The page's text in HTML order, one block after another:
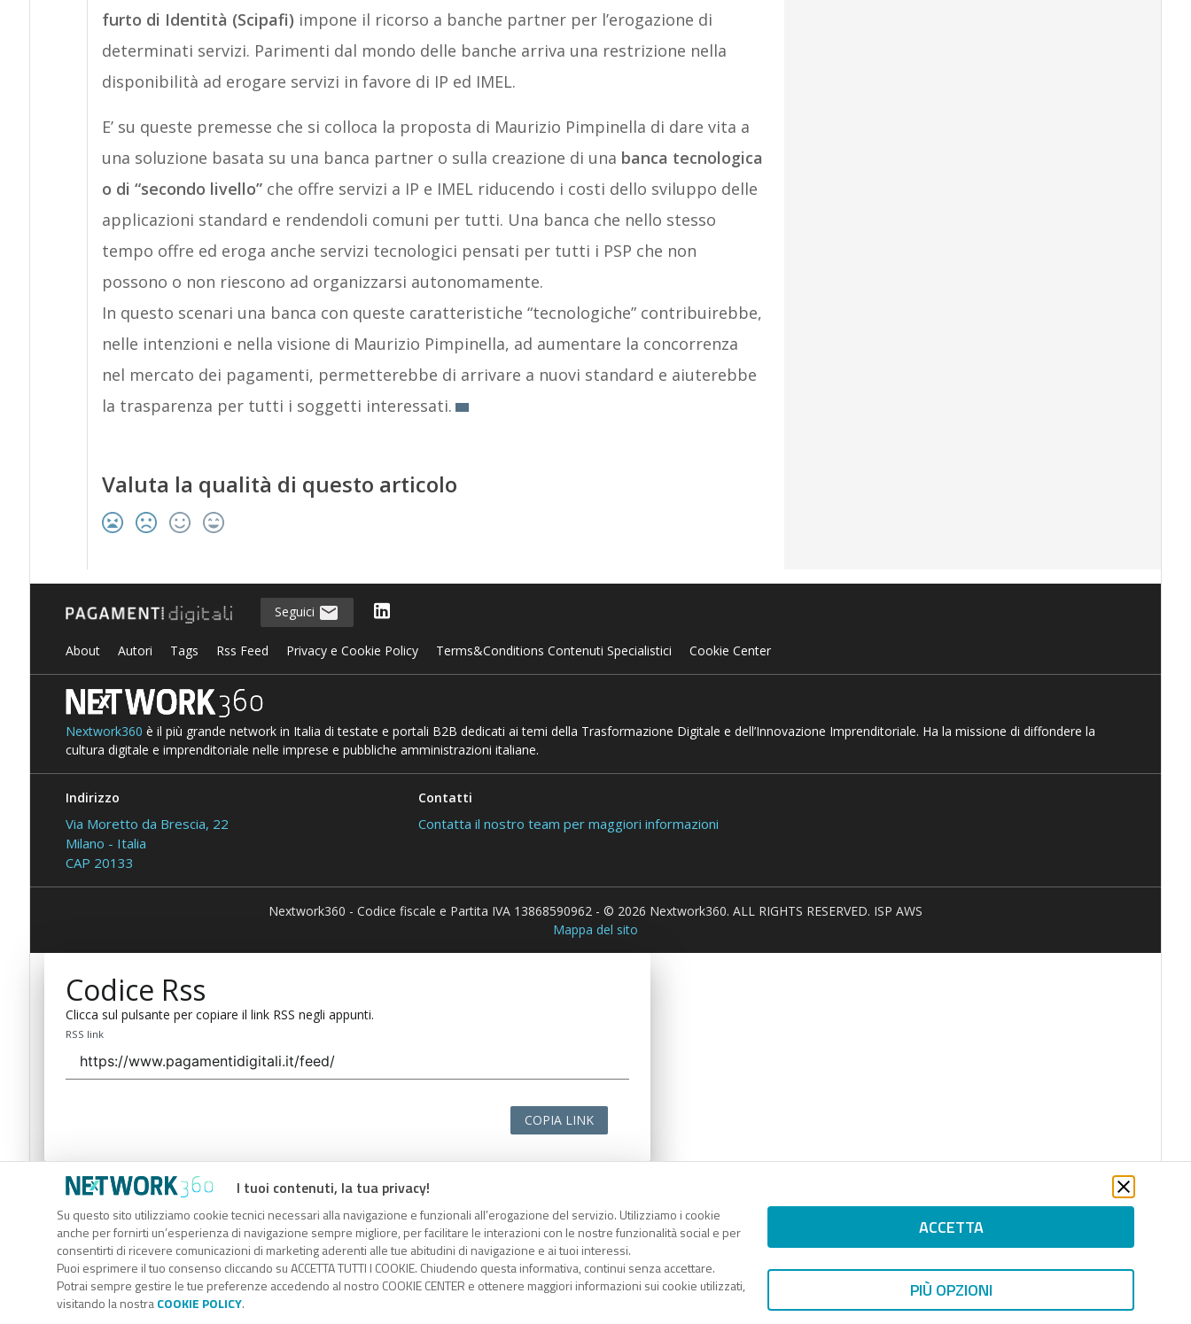
furto di Identità (Scipafi) impone il ricorso a banche partner per l’erogazione di
determinati servizi. Parimenti dal mondo delle banche arriva una restrizione nella
disponibilità ad erogare servizi in favore di IP ed IMEL.
E’ su queste premesse che si colloca la proposta di Maurizio Pimpinella di dare vita a
una soluzione basata su una banca partner o sulla creazione di una banca tecnologica
o di “secondo livello” che offre servizi a IP e IMEL riducendo i costi dello sviluppo delle
applicazioni standard e rendendoli comuni per tutti. Una banca che nello stesso
tempo offre ed eroga anche servizi tecnologici pensati per tutti i PSP che non
possono o non riescono ad organizzarsi autonomamente.
In questo scenari una banca con queste caratteristiche “tecnologiche” contribuirebbe,
nelle intenzioni e nella visione di Maurizio Pimpinella, ad aumentare la concorrenza
nel mercato dei pagamenti, permetterebbe di arrivare a nuovi standard e aiuterebbe
la trasparenza per tutti i soggetti interessati.
Valuta la qualità di questo articolo
I tuoi contenuti, la tua privacy!
Su questo sito utilizziamo cookie tecnici necessari alla navigazione e funzionali all’erogazione del servizio. Utilizziamo i cookie
anche per fornirti un’esperienza di navigazione sempre migliore, per facilitare le interazioni con le nostre funzionalità social e per
consentirti di ricevere comunicazioni di marketing aderenti alle tue abitudini di navigazione e ai tuoi interessi.
Puoi esprimere il tuo consenso cliccando su ACCETTA TUTTI I COOKIE. Chiudendo questa informativa, continui senza accettare.
Potrai sempre gestire le tue preferenze accedendo al nostro COOKIE CENTER e ottenere maggiori informazioni sui cookie utilizzati,
visitando la nostraCOOKIE POLICY.
ACCETTA
PIÙ OPZIONI
Seguici
About Autori Tags Rss Feed Privacy e Cookie Policy Terms&Conditions Contenuti Specialistici Cookie Center
Nextwork360 è il più grande network in Italia di testate e portali B2B dedicati ai temi della Trasformazione Digitale e dell’Innovazione Imprenditoriale. Ha la missione di diffondere la
cultura digitale e imprenditoriale nelle imprese e pubbliche amministrazioni italiane.
Indirizzo
Via Moretto da Brescia, 22
Milano - Italia
CAP 20133
Contatti
Contatta il nostro team per maggiori informazioni
Nextwork360 - Codice fiscale e Partita IVA 13868590962 - © 2026 Nextwork360. ALL RIGHTS RESERVED. ISP AWS
Mappa del sito
Codice Rss
Clicca sul pulsante per copiare il link RSS negli appunti.
RSS link
COPIA LINK
Codice Rss
Clicca sul pulsante per copiare il link RSS negli appunti.
RSS link